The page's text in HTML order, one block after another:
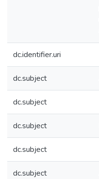
dc.identifier.uri
dc.subject
dc.subject
dc.subject
dc.subject
dc.subject